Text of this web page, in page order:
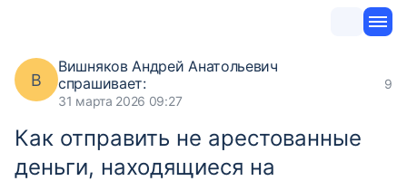
В
Вишняков Андрей Анатольевич
спрашивает:
31 марта 2026 09:27
9
Как отправить не арестованные
деньги, находящиеся на